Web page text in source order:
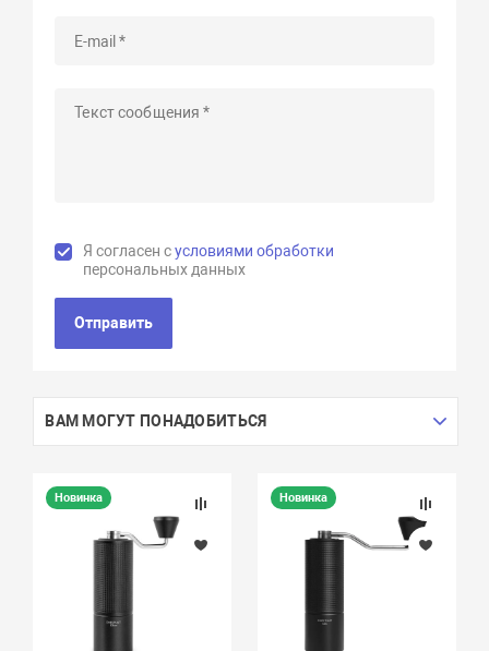
Я согласен сусловиями обработки
персональных данных
Отправить
ВАМ МОГУТ ПОНАДОБИТЬСЯ
Новинка Новинка